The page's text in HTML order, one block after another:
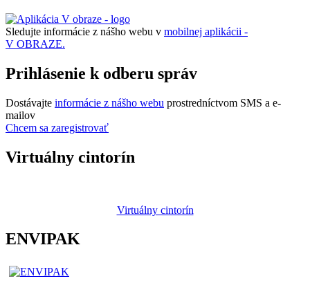
Sledujte informácie z nášho webu v mobilnej aplikácii -
V OBRAZE.
Prihlásenie k odberu správ
Dostávajte informácie z nášho webu prostredníctvom SMS a e-
mailov
Chcem sa zaregistrovať
Virtuálny cintorín
Virtuálny cintorín
ENVIPAK